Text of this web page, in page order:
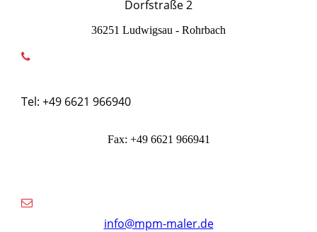
Dorfstraße 2
36251 Ludwigsau - Rohrbach
Tel: +49 6621 966940
Fax: +49 6621 966941
info@mpm-maler.de